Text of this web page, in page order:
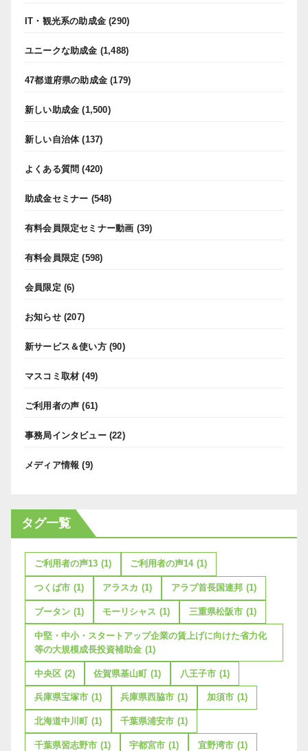
IT・観光系の助成金 (290)
ユニークな助成金 (1,488)
47都道府県の助成金 (179)
新しい助成金 (1,500)
新しい自治体(137)
よくある質問 (420)
助成金セミナー (548)
有料会員限定セミナー動画 (39)
有料会員限定 (598)
会員限定 (6)
お知らせ(207)
新サービス＆使い方(90)
マスコミ取材 (49)
ご利用者の声 (61)
事務局インタビュー(22)
メディア情報 (9)
タグ一覧
ご利用者の声13 (1) ご利用者の声14 (1)
つくば市 (1) アラスカ (1) アラブ首長国連邦 (1)
ブータン (1) モーリシャス (1) 三重県松阪市 (1)
中堅・中小・スタートアップ企業の賃上げに向けた省力化
等の大規模成長投資補助金 (1)
中央区 (2) 佐賀県基山町 (1) 八王子市 (1)
兵庫県宝塚市 (1) 兵庫県西脇市 (1) 加須市 (1)
北海道中川町 (1) 千葉県浦安市 (1)
千葉県習志野市 (1) 宇都宮市 (1) 宜野湾市 (1)